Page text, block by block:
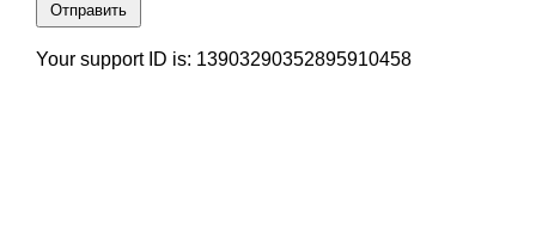
Отправить
Your support ID is: 13903290352895910458